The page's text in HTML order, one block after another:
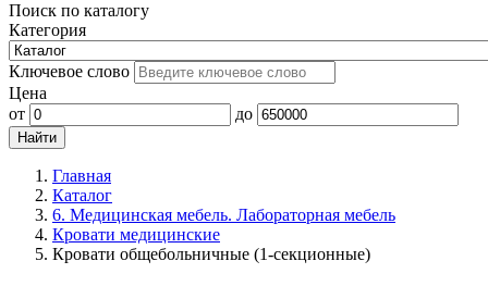
Поиск по каталогу
Категория
Ключевое слово
Цена
от
до
Главная
Каталог
6. Медицинская мебель. Лабораторная мебель
Кровати медицинские
Кровати общебольничные (1-секционные)